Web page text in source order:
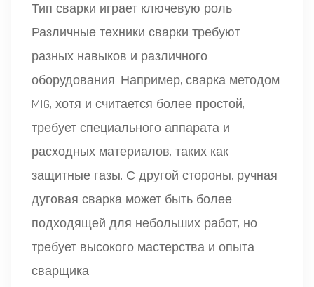
Тип сварки играет ключевую роль.
Различные техники сварки требуют
разных навыков и различного
оборудования. Например, сварка методом
MIG, хотя и считается более простой,
требует специального аппарата и
расходных материалов, таких как
защитные газы. С другой стороны, ручная
дуговая сварка может быть более
подходящей для небольших работ, но
требует высокого мастерства и опыта
сварщика.